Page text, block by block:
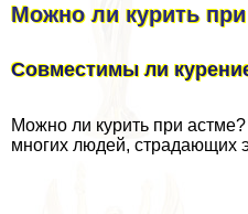
Можно ли курить
Совместимы ли
Можно ли курить при
многих людей, страдающих